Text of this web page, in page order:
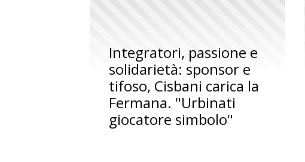
Integratori, passione e
solidarietà: sponsor e
tifoso, Cisbani carica la
Fermana. "Urbinati
giocatore simbolo"